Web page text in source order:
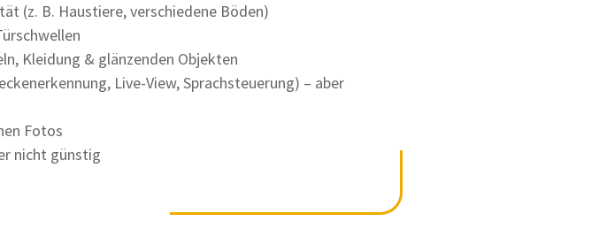
(z. B. Haustiere, verschiedene Böden)
Kleidung & glänzenden Objekten
Live-View, Sprachsteuerung) – aber
Fotos
nicht günstig